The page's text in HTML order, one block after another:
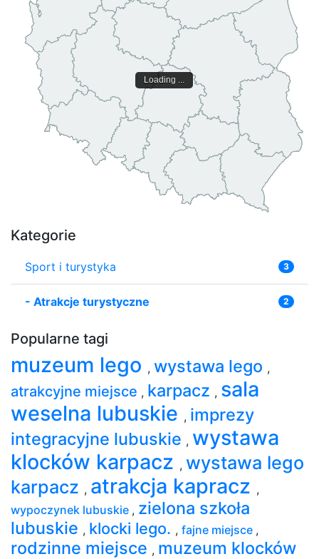
Loading ...
Kategorie
Sport i turystyka 3
- Atrakcje turystyczne 2
Popularne tagi
muzeum lego , wystawa lego ,
atrakcyjne miejsce , karpacz , sala
weselna lubuskie , imprezy
integracyjne lubuskie , wystawa
klocków karpacz , wystawa lego
karpacz , atrakcja kapracz ,
wypoczynek lubuskie , zielona szkoła
lubuskie , klocki lego. , fajne miejsce ,
rodzinne miejsce , muzeum klocków